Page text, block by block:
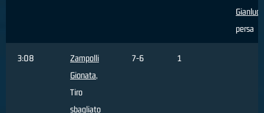
Gianluca
persa
3:08
Zampolli
Gionata,
Tiro
sbagliato
7-6 1